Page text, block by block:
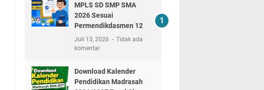
MPLS SD SMP SMA
2026 Sesuai
Permendikdasmen 12
Juli 13, 2026
Tidak ada
komentar
Download Kalender
Pendidikan Madrasah